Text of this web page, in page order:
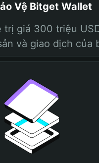
Vệ Bitget Wallet
trị giá 300 triệu
và giao dịch của